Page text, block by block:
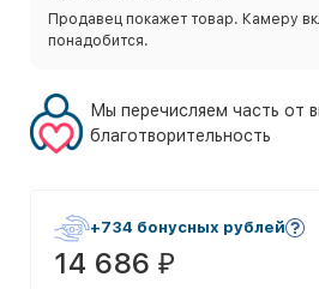
Продавец покажет товар. Камеру
понадобится.
Мы перечисляем часть от
благотворительность
+734 бонусных рублей
14 686 ₽